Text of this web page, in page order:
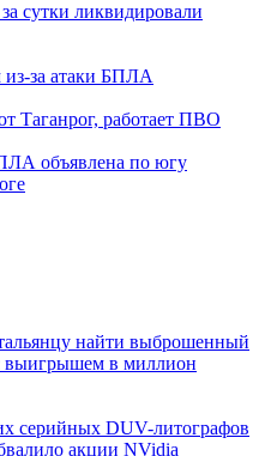
сутки ликвидировали
за атаки БПЛА
Таганрог, работает ПВО
объявлена по югу
найти выброшенный
выигрышем в миллион
серийных DUV-литографов
акции NVidia